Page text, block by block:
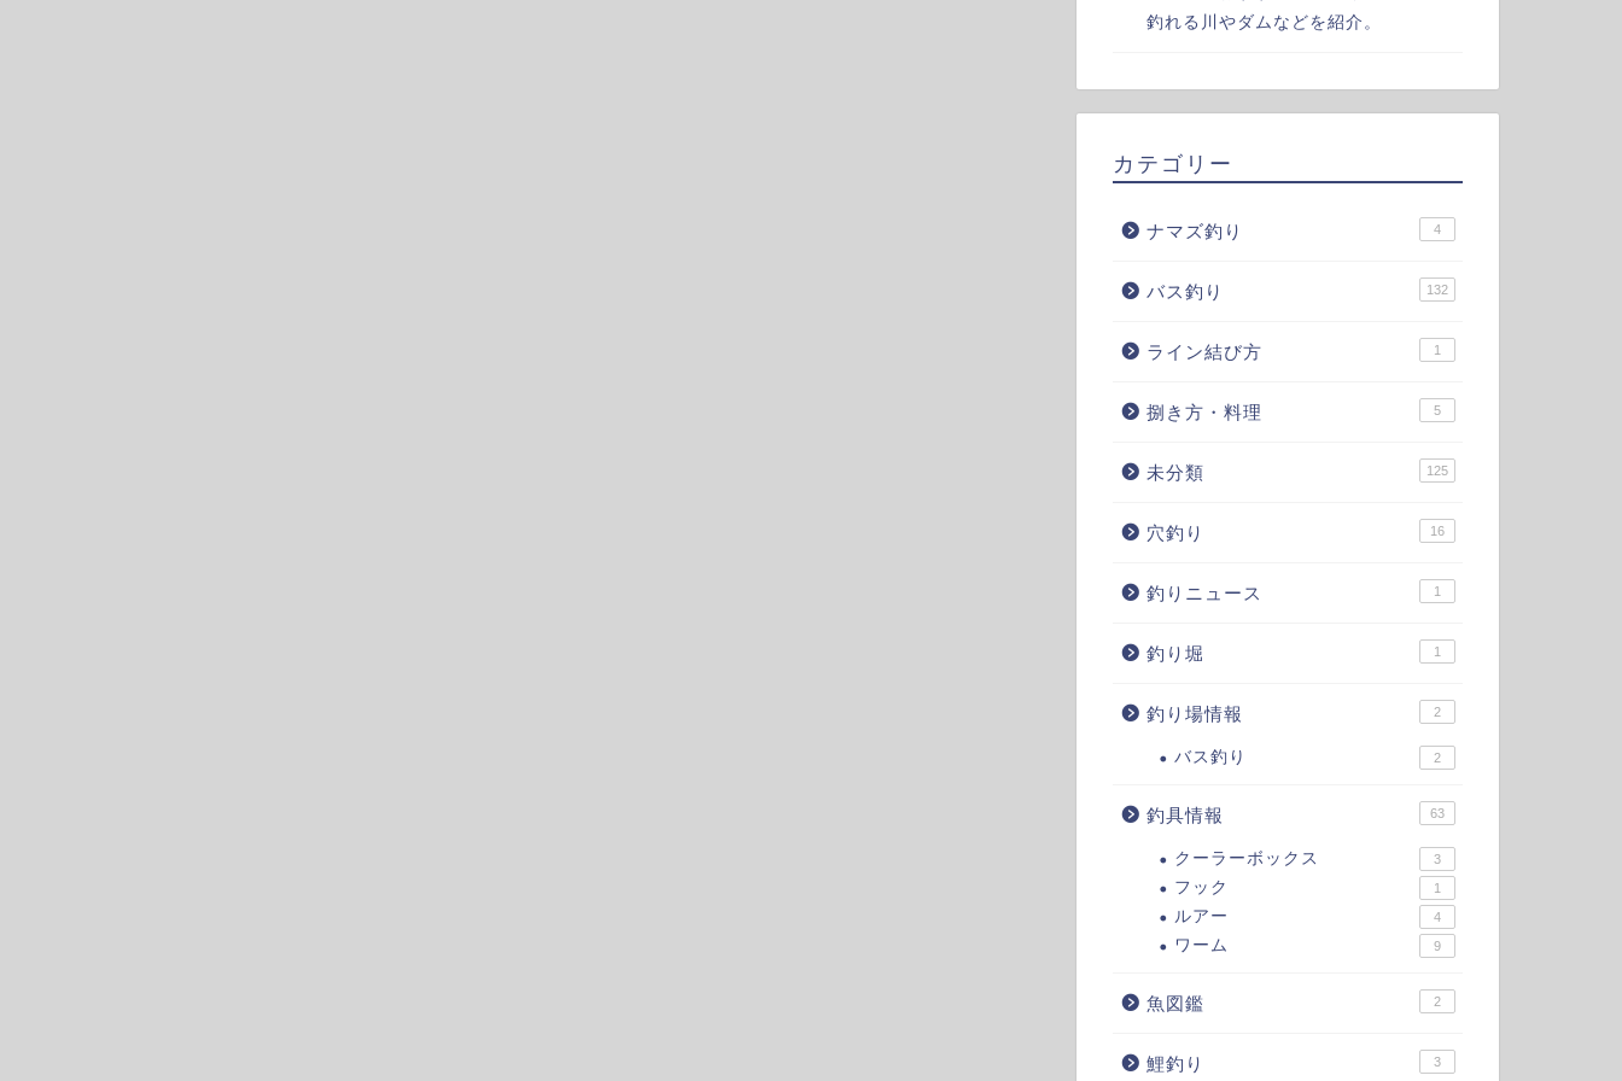
釣れる川やダムなどを紹介。
カテゴリー
ナマズ釣り 4
バス釣り 132
ライン結び方 1
捌き方・料理 5
未分類 125
穴釣り 16
釣りニュース 1
釣り堀 1
釣り場情報 2
バス釣り 2
釣具情報 63
クーラーボックス 3
フック 1
ルアー 4
ワーム 9
魚図鑑 2
鯉釣り 3